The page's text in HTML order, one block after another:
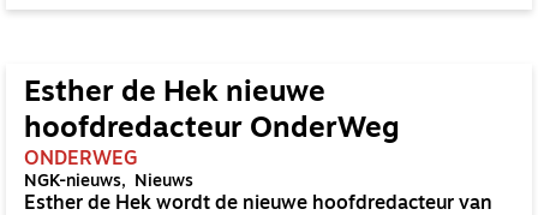
Esther de Hek nieuwe
hoofdredacteur OnderWeg
ONDERWEG
NGK-nieuws Nieuws
Esther de Hek wordt de nieuwe hoofdredacteur van